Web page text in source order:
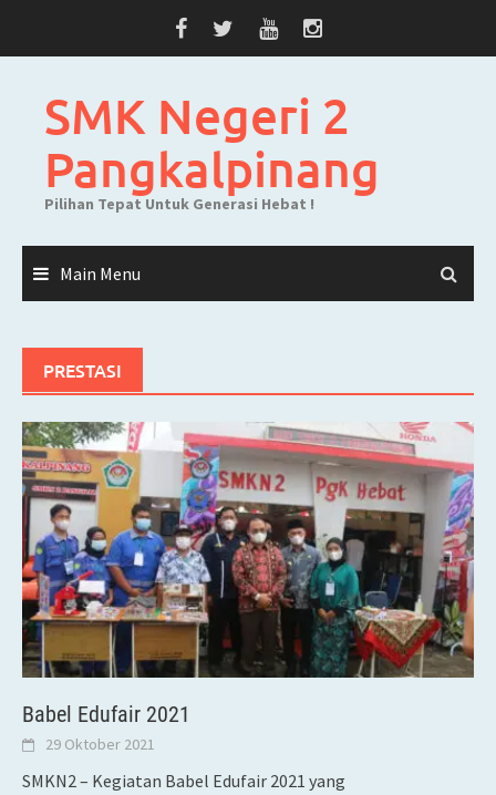
SMK Negeri 2
Pangkalpinang
Pilihan Tepat Untuk Generasi Hebat !
Main Menu
PRESTASI
Babel Edufair 2021
29 Oktober 2021
SMKN2 – Kegiatan Babel Edufair 2021 yang